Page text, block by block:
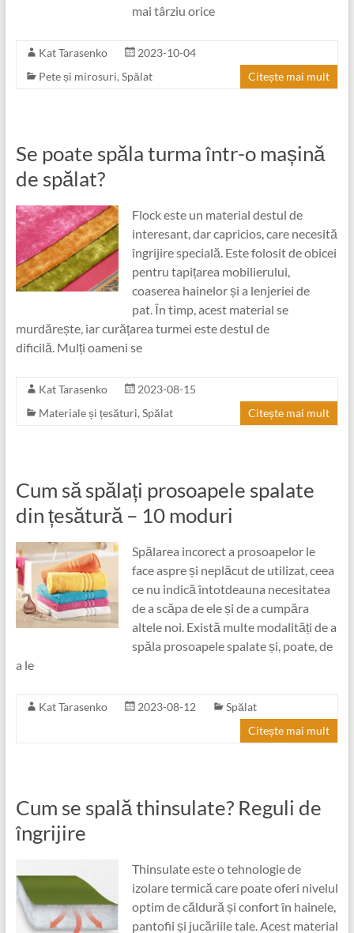
mai târziu orice
Kat Tarasenko
2023-10-04
Pete și mirosuri, Spălat Citește mai mult
Se poate spăla turma într-o mașină
de spălat?
Flock este un material destul de
interesant, dar capricios, care necesită
îngrijire specială. Este folosit de obicei
pentru tapițarea mobilierului,
coaserea hainelor și a lenjeriei de
pat. În timp, acest material se
murdărește, iar curățarea turmei este destul de
dificilă. Mulți oameni se
Kat Tarasenko
2023-08-15
Materiale și țesături, Spălat Citește mai mult
Cum să spălați prosoapele spalate
din țesătură – 10 moduri
Spălarea incorect a prosoapelor le
face aspre și neplăcut de utilizat, ceea
ce nu indică întotdeauna necesitatea
de a scăpa de ele și de a cumpăra
altele noi. Există multe modalități de a
spăla prosoapele spalate și, poate, de
a le
Kat Tarasenko 2023-08-12
Spălat
Citește mai mult
Cum se spală thinsulate? Reguli de
îngrijire
Thinsulate este o tehnologie de
izolare termică care poate oferi nivelul
optim de căldură și confort în hainele,
pantofii și jucăriile tale. Acest material